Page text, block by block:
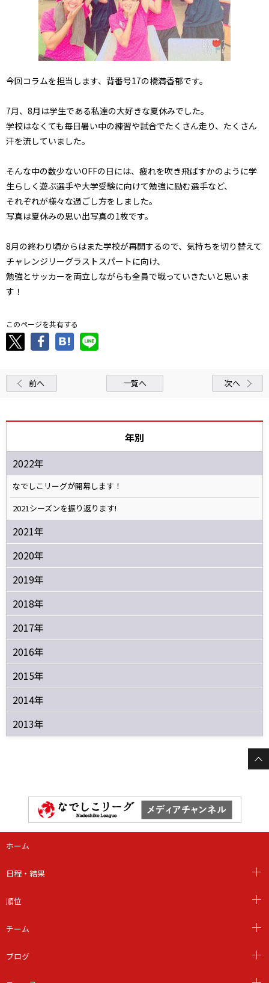
今回コラムを担当します、背番号17の橋満香郁です。
7月、8月は学生である私達の大好きな夏休みでした。
学校はなくても毎日暑い中の練習や試合でたくさん走り、たくさん
汗を流していました。
そんな中の数少ないOFFの日には、疲れを吹き飛ばすかのように学
生らしく遊ぶ選手や大学受験に向けて勉強に励む選手など、
それぞれが様々な過ごし方をしました。
写真は夏休みの思い出写真の1枚です。
8月の終わり頃からはまた学校が再開するので、気持ちを切り替えて
チャレンジリーグラストスパートに向け、
勉強とサッカーを両立しながらも全員で戦っていきたいと思いま
す！
このページを共有する
前へ 一覧へ 次へ
年別
2022年
なでしこリーグが開幕します！
2021シーズンを振り返ります!
2021年
2020年
2019年
2018年
2017年
2016年
2015年
2014年
2013年
ホーム
日程・結果
順位
チーム
ブログ